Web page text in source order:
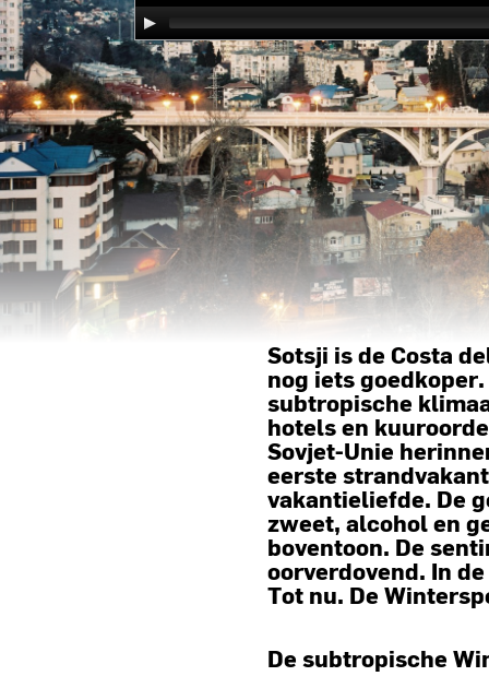
Sotsji is de Costa
nog iets
subtropische
hotels en
Sovjet-Unie
eerste
vakantieliefde. De
zweet, alcohol en
boventoon. De
oorverdovend. In
Tot nu. De
De subtropische